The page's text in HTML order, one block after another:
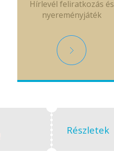
Hírlevél feliratkozás és
nyereményjáték
Részletek